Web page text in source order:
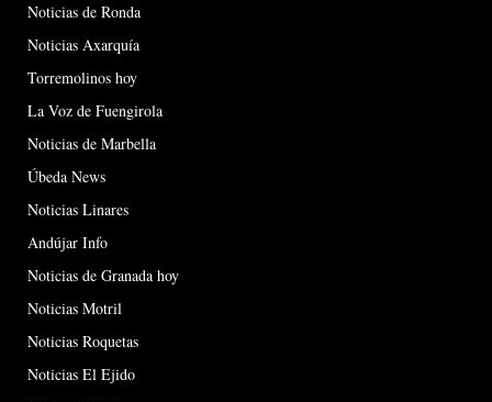
Noticias de Ronda
Noticias Axarquía
Torremolinos hoy
La Voz de Fuengirola
Noticias de Marbella
Úbeda News
Noticias Linares
Andújar Info
Noticias de Granada hoy
Noticias Motril
Noticias Roquetas
Noticias El Ejido